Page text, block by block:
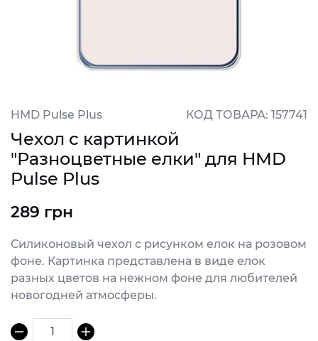
HMD Pulse Plus КОД ТОВАРА: 157741
Чехол с картинкой
"Разноцветные елки" для HMD
Pulse Plus
289 грн
Силиконовый чехол с рисунком елок на розовом
фоне. Картинка представлена в виде елок
разных цветов на нежном фоне для любителей
новогодней атмосферы.
1